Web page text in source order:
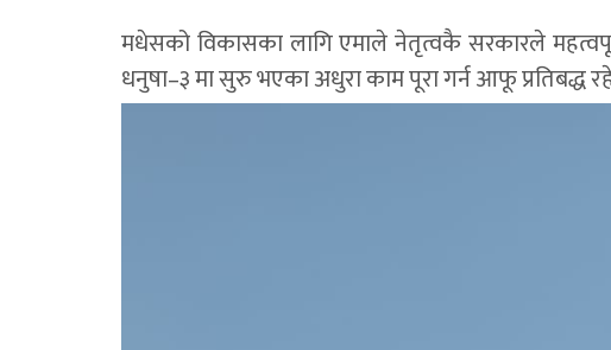
मधेसको विकासका लागि एमाले नेतृत्वकै सरकारले
धनुषा–३ मा सुरु भएका अधुरा काम पूरा गर्न आफू प्रतिबद्ध